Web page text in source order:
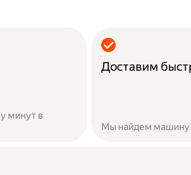
минут в
Доставим
Мы найдем машину